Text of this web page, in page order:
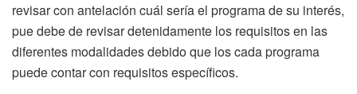
revisar con antelación cuál sería el programa de su interés,
pue debe de revisar detenidamente los requisitos en las
diferentes modalidades debido que los cada programa
puede contar con requisitos específicos.